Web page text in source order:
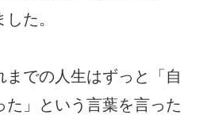
た。
までの人生はずっと「自
た」という言葉を言った